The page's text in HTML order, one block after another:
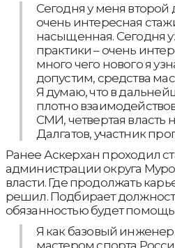
Сегодня у меня второй
очень интересная
насыщенная. Сегодня
практики – очень
много чего нового я
допустим, средства
Я думаю, что в
плотно
СМИ, четвертая власть
Далгатов, участник
Ранее Аскерхан проходил
администрации округа
власти. Где продолжать
решил. Подбирает
обязанностью будет
Я как базовый
мастером спорта